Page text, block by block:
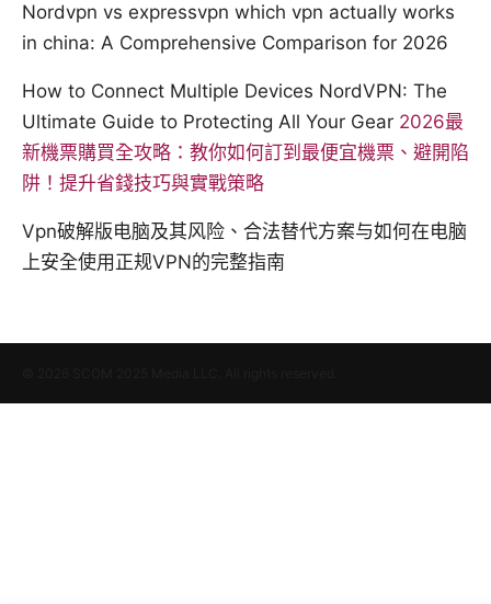
Nordvpn vs expressvpn which vpn actually works
in china: A Comprehensive Comparison for 2026
How to Connect Multiple Devices NordVPN: The
Ultimate Guide to Protecting All Your Gear 2026最
新機票購買全攻略：教你如何訂到最便宜機票、避開陷
阱！提升省錢技巧與實戰策略
Vpn破解版电脑及其风险、合法替代方案与如何在电脑
上安全使用正规VPN的完整指南